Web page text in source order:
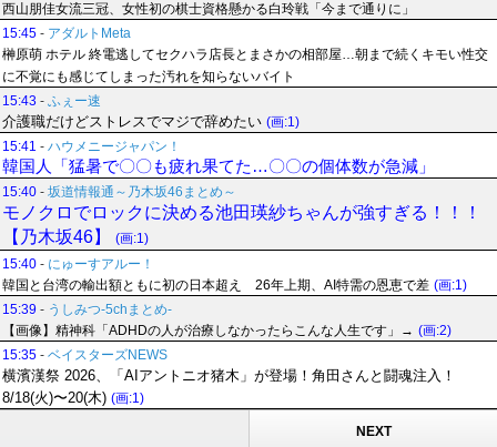
西山朋佳女流三冠、女性初の棋士資格懸かる白玲戦「今まで通りに」
15:45 - アダルトMeta
榊原萌 ホテル 終電逃してセクハラ店長とまさかの相部屋…朝まで続くキモい性交
に不覚にも感じてしまった汚れを知らないバイト
15:43 - ふぇー速
介護職だけどストレスでマジで辞めたい (画:1)
15:41 - ハウメニージャパン！
韓国人「猛暑で〇〇も疲れ果てた…〇〇の個体数が急減」
15:40 - 坂道情報通～乃木坂46まとめ～
モノクロでロックに決める池田瑛紗ちゃんが強すぎる！！！
【乃木坂46】
(画:1)
15:40 - にゅーすアルー！
韓国と台湾の輸出額ともに初の日本超え 26年上期、AI特需の恩恵で差 (画:1)
15:39 - うしみつ-5chまとめ-
【画像】精神科「ADHDの人が治療しなかったらこんな人生です」→ (画:2)
15:35 - ベイスターズNEWS
横濱漢祭 2026、「AIアントニオ猪木」が登場！角田さんと闘魂注入！
8/18(火)〜20(木) (画:1)
NEXT